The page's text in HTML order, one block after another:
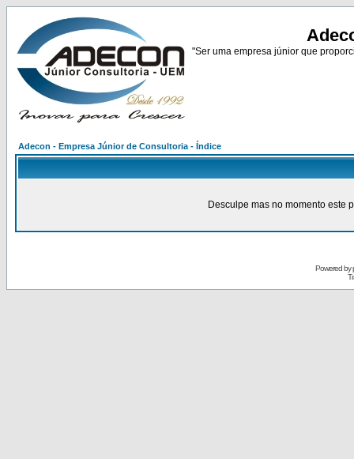
"Ser uma empresa júnior que
Adecon - Empresa Júnior de Consultoria - Índice
Desculpe mas no momento este
Powered by